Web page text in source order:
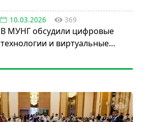
10.03.2026 369
В МУНГ обсудили цифровые
технологии и виртуальные